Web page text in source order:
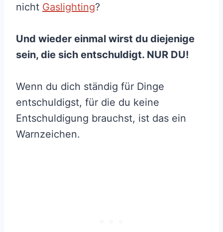
nicht Gaslighting?
Und wieder einmal wirst du diejenige
sein, die sich entschuldigt. NUR DU!
Wenn du dich ständig für Dinge
entschuldigst, für die du keine
Entschuldigung brauchst, ist das ein
Warnzeichen.